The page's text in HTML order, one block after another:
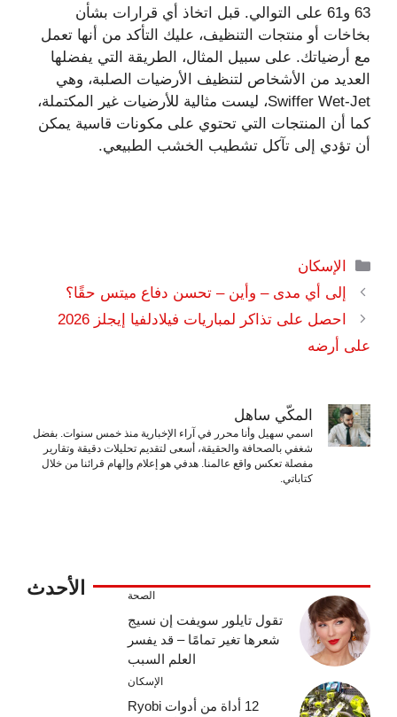
63 و61 على التوالي. قبل اتخاذ أي قرارات بشأن
بخاخات أو منتجات التنظيف، عليك التأكد من أنها تعمل
مع أرضياتك. على سبيل المثال، الطريقة التي يفضلها
العديد من الأشخاص لتنظيف الأرضيات الصلبة، وهي
Swiffer Wet-Jet، ليست مثالية للأرضيات غير المكتملة،
كما أن المنتجات التي تحتوي على مكونات قاسية يمكن
أن تؤدي إلى تآكل تشطيب الخشب الطبيعي.
التصنيفات
الإسكان
إلى أي مدى – وأين – تحسن دفاع ميتس حقًا؟
احصل على تذاكر لمباريات فيلادلفيا إيجلز 2026
على أرضه
المكّي ساهل
اسمي سهيل وأنا محرر في آراء الإخبارية منذ خمس سنوات. بفضل
شغفي بالصحافة والحقيقة، أسعى لتقديم تحليلات دقيقة وتقارير
مفصلة تعكس واقع عالمنا. هدفي هو إعلام وإلهام قرائنا من خلال
كتاباتي.
الأحدث الصحة
تقول تايلور سويفت إن نسيج
شعرها تغير تمامًا – قد يفسر
العلم السبب
الإسكان
12 أداة من أدوات Ryobi